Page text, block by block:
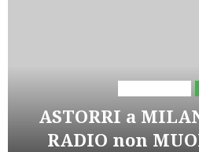
ASTORRI a
RADIO non